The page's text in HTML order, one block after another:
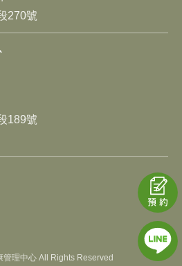
270號
189號
理中心 All Rights Reserved